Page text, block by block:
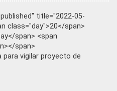
title="2022-05-
class="day">20</span>
span> <span
span>
para vigilar proyecto de